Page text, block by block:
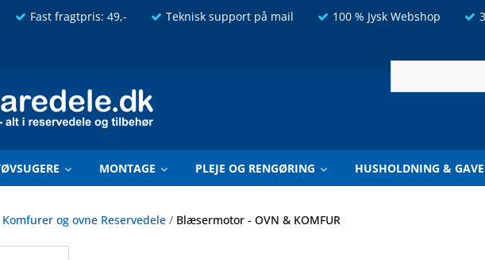
Fast fragtpris: 49,- Teknisk support på mail 100 % Jysk Webshop
MONTAGE PLEJE OG RENGØRING HUSHOLDNING &
Komfurer og ovne Reservedele / Blæsermotor - OVN & KOMFUR